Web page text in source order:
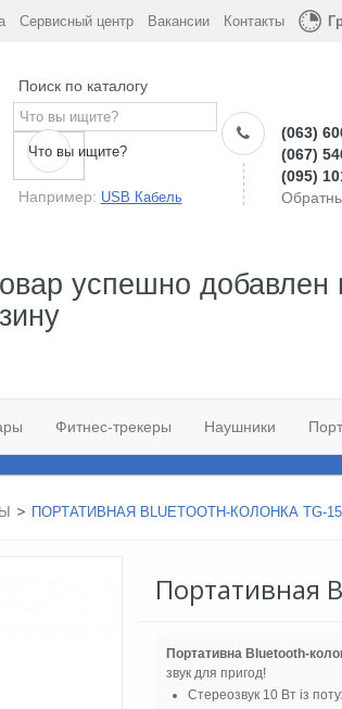
Сервисный центр Вакансии Контакты
Поиск по каталогу
Что вы ищите?
Например: USB Кабель
(063)
(067)
(095)
успешно добавлен
Фитнес-трекеры Наушники
> ПОРТАТИВНАЯ BLUETOOTH-КОЛОНКА TG-
Портативная
Портативна Bluetooth-
звук для пригод!
Стереозвук 10 Вт із